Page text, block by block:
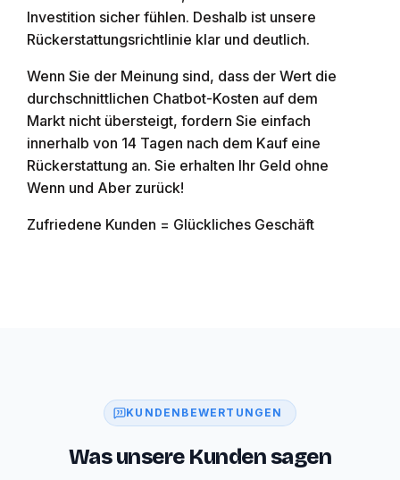
Investition sicher fühlen. Deshalb ist unsere
Rückerstattungsrichtlinie klar und deutlich.
Wenn Sie der Meinung sind, dass der Wert die
durchschnittlichen Chatbot-Kosten auf dem
Markt nicht übersteigt, fordern Sie einfach
innerhalb von 14 Tagen nach dem Kauf eine
Rückerstattung an. Sie erhalten Ihr Geld ohne
Wenn und Aber zurück!
Zufriedene Kunden = Glückliches Geschäft
KUNDENBEWERTUNGEN
Was unsere Kunden sagen